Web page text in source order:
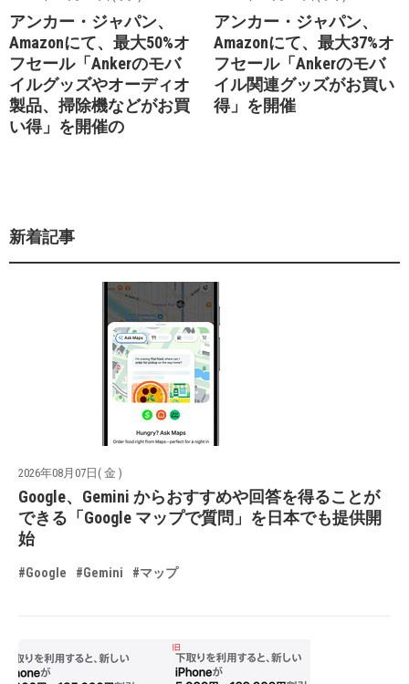
アンカー・ジャパン、
Amazonにて、最大50%オ
フセール「Ankerのモバ
イルグッズやオーディオ
製品、掃除機などがお買
い得」を開催の
アンカー・ジャパン、
Amazonにて、最大37%オ
フセール「Ankerのモバ
イル関連グッズがお買い
得」を開催
新着記事
2026年08月07日( 金 )
Google、Gemini からおすすめや回答を得ることが
できる「Google マップで質問」を日本でも提供開
始
#Google #Gemini #マップ